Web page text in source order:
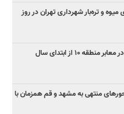
میوه و تره‌بار شهرداری تهران در روز
منتهی به مشهد و قم همزمان با